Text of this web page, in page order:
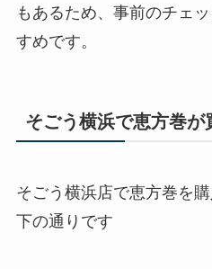
もあるため、事前のチェ
すめです。
そごう横浜で恵方巻が
そごう横浜店で恵方巻を
下の通りです